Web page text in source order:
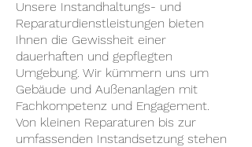
Unsere Instandhaltungs- und
Reparaturdienstleistungen bieten
Ihnen die Gewissheit einer
dauerhaften und gepflegten
Umgebung. Wir kümmern uns um
Gebäude und Außenanlagen mit
Fachkompetenz und Engagement.
Von kleinen Reparaturen bis zur
umfassenden Instandsetzung stehen